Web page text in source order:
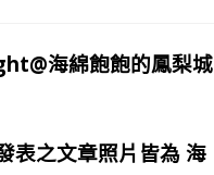
海綿飽飽的鳳梨城
表之文章照片皆為海